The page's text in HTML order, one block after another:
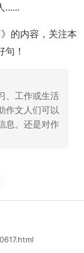
......
的内容，关注本
！
、工作或生活
作文人们可以
息。还是对作